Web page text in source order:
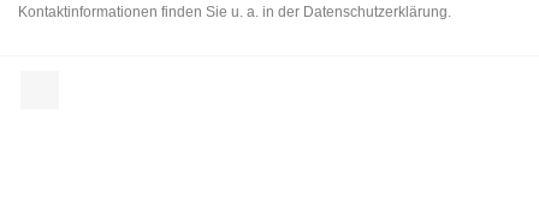
Kontaktinformationen finden Sie u. a. in der Datenschutzerklärung.